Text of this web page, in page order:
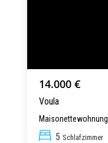
14.000 €
Voula
Maisonettewohnung
5 Schlafzimmer